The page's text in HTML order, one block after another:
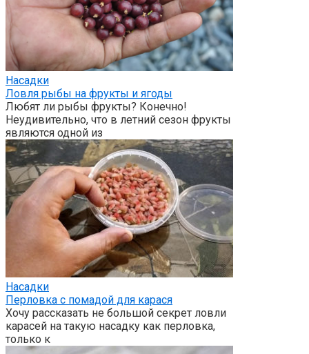
Насадки
Ловля рыбы на фрукты и ягоды
Любят ли рыбы фрукты? Конечно!
Неудивительно, что в летний сезон фрукты
являются одной из
Насадки
Перловка с помадой для карася
Хочу рассказать не большой секрет ловли
карасей на такую насадку как перловка,
только к